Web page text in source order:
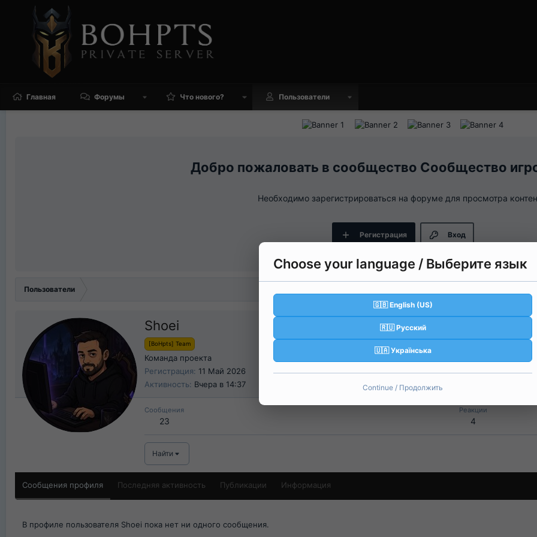
Главная Форумы Что нового? Пользователи
Сообщество
Необходимо зарегистрироваться на форуме для просмотра
Вход
Регистрация
Пользователи
Shoei
[BoHpts] Team
Команда проекта
Регистрация
11 Май 2026
Активность Вчера в 14:37
Сообщения
23
Реакции
4
Найти
Сообщения профиля Последняя активность Публикации Информация
В профиле пользователя Shoei пока нет ни одного сообщения.
Choose your language / Выберите язык
🇬🇧 English (US)
🇷🇺 Русский
🇺🇦 Українська
Continue / Продолжить